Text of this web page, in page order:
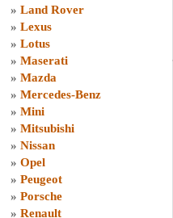
» Land Rover
» Lexus
» Lotus
» Maserati
» Mazda
» Mercedes-Benz
» Mini
» Mitsubishi
» Nissan
» Opel
» Peugeot
» Porsche
» Renault